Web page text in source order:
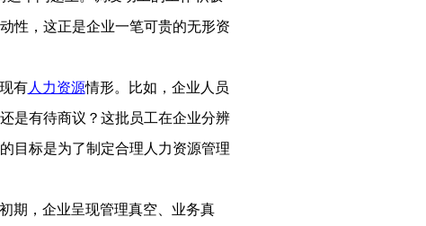
性，这正是企业一笔可贵的无形资
有人力资源情形。比如，企业人员
是有待商议？这批员工在企业分辨
目标是为了制定合理人力资源管理
期，企业呈现管理真空、业务真